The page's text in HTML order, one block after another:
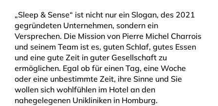
„Sleep & Sense“ ist nicht nur ein Slogan, des 2021
gegründeten Unternehmen, sondern ein
Versprechen. Die Mission von Pierre Michel Charrois
und seinem Team ist es, guten SchIaf, gutes Essen
und eine gute Zeit in guter Gesellschaft zu
ermöglichen. Egal ob für einen Tag, eine Woche
oder eine unbestimmte Zeit, ihre Sinne und Sie
wollen sich wohlfühlen im Hotel an den
nahegelegenen Unikliniken in Homburg.